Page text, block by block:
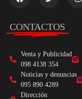
CONTACTOS
Venta y Publicidad
098 4138 354
Noticias y denuncias
095 890 4289
Dirección